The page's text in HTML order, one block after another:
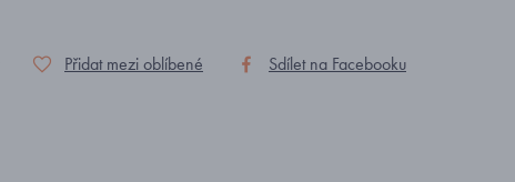
Přidat mezi oblíbené Sdílet na Facebooku